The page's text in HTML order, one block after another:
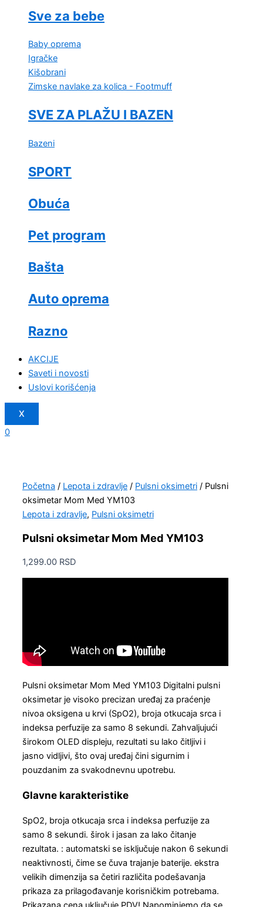
Sve za bebe
Baby oprema
Igračke
Kišobrani
Zimske navlake za kolica - Footmuff
SVE ZA PLAŽU I BAZEN
Bazeni
SPORT
Obuća
Pet program
Bašta
Auto oprema
Razno
AKCIJE
Saveti i novosti
Uslovi korišćenja
X
0
Početna / Lepota i zdravlje / Pulsni oksimetri / Pulsni
oksimetar Mom Med YM103
Lepota i zdravlje, Pulsni oksimetri
Pulsni oksimetar Mom Med YM103
1,299.00 RSD
Pulsni oksimetar Mom Med YM103 Digitalni pulsni
oksimetar je visoko precizan uređaj za praćenje
nivoa oksigena u krvi (SpO2), broja otkucaja srca i
indeksa perfuzije za samo 8 sekundi. Zahvaljujući
širokom OLED displeju, rezultati su lako čitljivi i
jasno vidljivi, što ovaj uređaj čini sigurnim i
pouzdanim za svakodnevnu upotrebu.
Glavne karakteristike
SpO2, broja otkucaja srca i indeksa perfuzije za
samo 8 sekundi. širok i jasan za lako čitanje
rezultata. : automatski se isključuje nakon 6 sekundi
neaktivnosti, čime se čuva trajanje baterije. ekstra
velikih dimenzija sa četiri različita podešavanja
prikaza za prilagođavanje korisničkim potrebama.